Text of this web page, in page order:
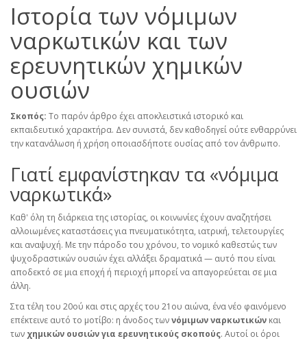
Ιστορία των νόμιμων
ναρκωτικών και των
ερευνητικών χημικών
ουσιών
Σκοπός: Το παρόν άρθρο έχει αποκλειστικά ιστορικό και
εκπαιδευτικό χαρακτήρα. Δεν συνιστά, δεν καθοδηγεί ούτε ενθαρρύνει
την κατανάλωση ή χρήση οποιασδήποτε ουσίας από τον άνθρωπο.
Γιατί εμφανίστηκαν τα «νόμιμα
ναρκωτικά»
Καθ' όλη τη διάρκεια της ιστορίας, οι κοινωνίες έχουν αναζητήσει
αλλοιωμένες καταστάσεις για πνευματικότητα, ιατρική, τελετουργίες
και αναψυχή. Με την πάροδο του χρόνου, το νομικό καθεστώς των
ψυχοδραστικών ουσιών έχει αλλάξει δραματικά — αυτό που είναι
αποδεκτό σε μια εποχή ή περιοχή μπορεί να απαγορεύεται σε μια
άλλη.
Στα τέλη του 20ού και στις αρχές του 21ου αιώνα, ένα νέο φαινόμενο
επέκτεινε αυτό το μοτίβο: η άνοδος τωννόμιμων ναρκωτικών και
των χημικών ουσιών για ερευνητικούς σκοπούς. Αυτοί οι όροι